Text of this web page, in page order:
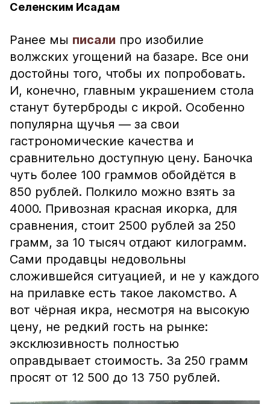
Селенским Исадам
Ранее мы писали про изобилие
волжских угощений на базаре. Все они
достойны того, чтобы их попробовать.
И, конечно, главным украшением стола
станут бутерброды с икрой. Особенно
популярна щучья — за свои
гастрономические качества и
сравнительно доступную цену. Баночка
чуть более 100 граммов обойдётся в
850 рублей. Полкило можно взять за
4000. Привозная красная икорка, для
сравнения, стоит 2500 рублей за 250
грамм, за 10 тысяч отдают килограмм.
Сами продавцы недовольны
сложившейся ситуацией, и не у каждого
на прилавке есть такое лакомство. А
вот чёрная икра, несмотря на высокую
цену, не редкий гость на рынке:
эксклюзивность полностью
оправдывает стоимость. За 250 грамм
просят от 12 500 до 13 750 рублей.